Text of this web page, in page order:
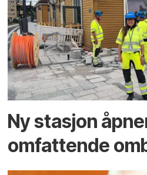
Ny stasjon
omfattende